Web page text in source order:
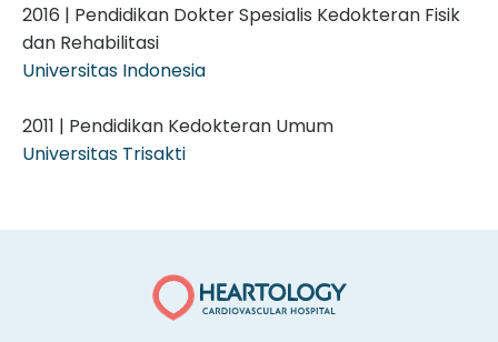
2016 | Pendidikan Dokter Spesialis Kedokteran Fisik
dan Rehabilitasi
Universitas Indonesia
2011 | Pendidikan Kedokteran Umum
Universitas Trisakti